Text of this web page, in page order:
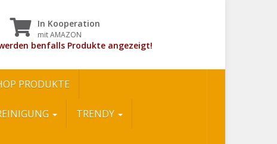
In Kooperation
mit AMAZON
benfalls Produkte angezeigt!
PRODUKTE
TRENDY